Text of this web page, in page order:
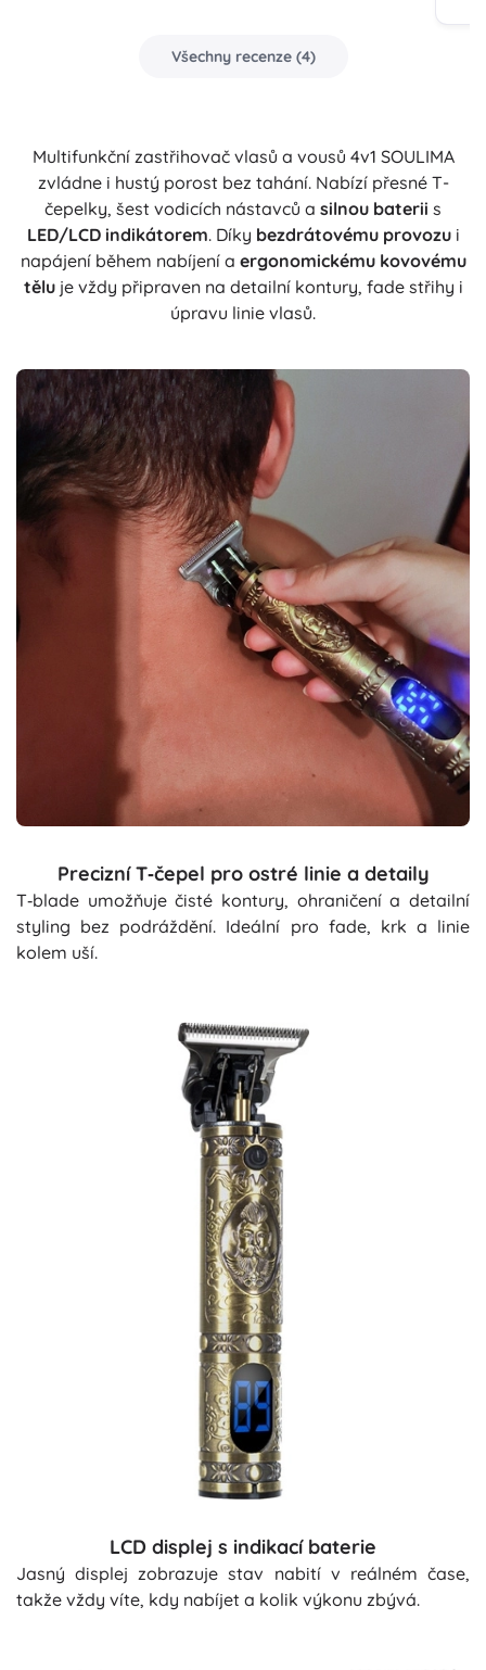
Všechny recenze(4)
Multifunkční zastřihovač vlasů a vousů 4v1 SOULIMA
zvládne i hustý porost bez tahání. Nabízí přesné T-
čepelky, šest vodicích nástavců a silnou baterii s
LED/LCD indikátorem. Díky bezdrátovému provozui
napájení během nabíjení a ergonomickému kovovému
těluje vždy připraven na detailní kontury, fade střihy i
úpravu linie vlasů.
Precizní T‑čepel pro ostré linie a detaily
T‑blade umožňuje čisté kontury, ohraničení a detailní
styling bez podráždění. Ideální pro fade, krk a linie
kolem uší.
LCD displej s indikací baterie
Jasný displej zobrazuje stav nabití v reálném čase,
takže vždy víte, kdy nabíjet a kolik výkonu zbývá.